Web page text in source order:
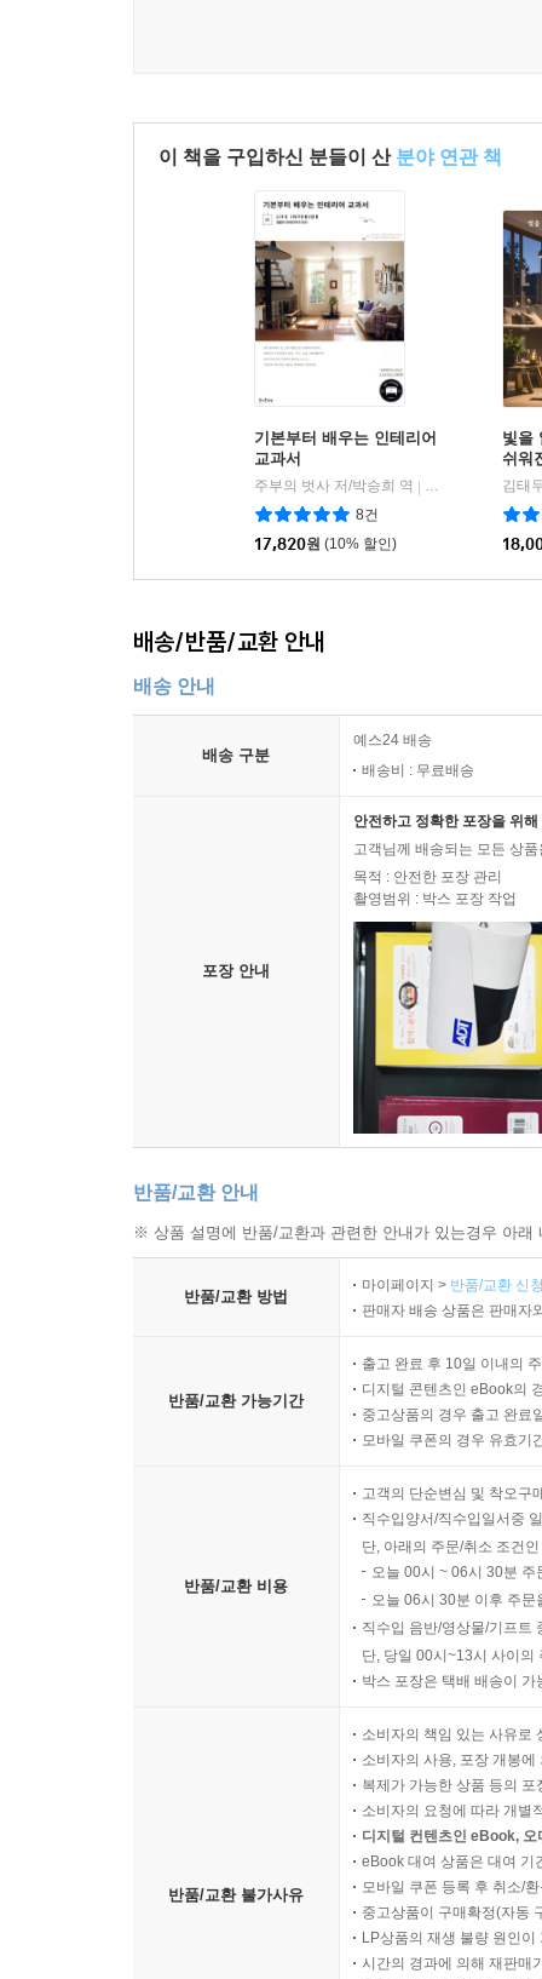
이 책을 구입하신 분들이 산 분야 연관 책
기본부터 배우는 인테리어
교과서
주부의 벗사 저/박승희 역
즐거운상상
8건
17,820원 (10% 할인)
빛을
쉬워
김태
배송/반품/교환 안내
배송 안내
배송 구분
예스24 배송
배송비 : 무료배송
포장 안내
안전하고 정확한 포장을 위
고객님께 배송되는 모든 상
목적 : 안전한 포장 관리
촬영범위 : 박스 포장 작업
반품/교환 안내
※ 상품 설명에 반품/교환과 관련한 안내가 있는경우 아
반품/교환 방법
마이페이지 > 반품/교환 신
판매자 배송 상품은 판매자
반품/교환 가능기간
출고 완료 후 10일 이내의
디지털 콘텐츠인 eBook의
중고상품의 경우 출고 완료
모바일 쿠폰의 경우 유효기
반품/교환 비용
고객의 단순변심 및 착오구
직수입양서/직수입일서중
단, 아래의 주문/취소 조건
오늘 00시 ~ 06시 30분
오늘 06시 30분 이후 주
직수입 음반/영상물/기프트
단, 당일 00시~13시 사이의
박스 포장은 택배 배송이
반품/교환 불가사유
소비자의 책임 있는 사유로
소비자의 사용, 포장 개봉
복제가 가능한 상품 등의
소비자의 요청에 따라 개별
디지털 컨텐츠인 eBook,
eBook 대여 상품은 대여 기
모바일 쿠폰 등록 후 취소/
중고상품이 구매확정(자동
LP상품의 재생 불량 원인
시간의 경과에 의해 재판매